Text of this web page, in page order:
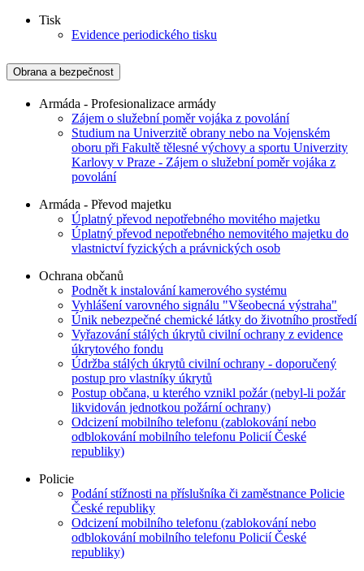
Tisk
Evidence periodického tisku
Obrana a bezpečnost
Armáda - Profesionalizace armády
Zájem o služební poměr vojáka z povolání
Studium na Univerzitě obrany nebo na Vojenském
oboru při Fakultě tělesné výchovy a sportu Univerzity
Karlovy v Praze - Zájem o služební poměr vojáka z
povolání
Armáda - Převod majetku
Úplatný převod nepotřebného movitého majetku
Úplatný převod nepotřebného nemovitého majetku do
vlastnictví fyzických a právnických osob
Ochrana občanů
Podnět k instalování kamerového systému
Vyhlášení varovného signálu "Všeobecná výstraha"
Únik nebezpečné chemické látky do životního prostředí
Vyřazování stálých úkrytů civilní ochrany z evidence
úkrytového fondu
Údržba stálých úkrytů civilní ochrany - doporučený
postup pro vlastníky úkrytů
Postup občana, u kterého vznikl požár (nebyl-li požár
likvidován jednotkou požární ochrany)
Odcizení mobilního telefonu (zablokování nebo
odblokování mobilního telefonu Policií České
republiky)
Policie
Podání stížnosti na příslušníka či zaměstnance Policie
České republiky
Odcizení mobilního telefonu (zablokování nebo
odblokování mobilního telefonu Policií České
republiky)